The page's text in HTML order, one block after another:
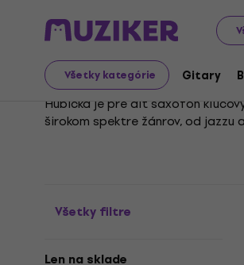
Všetky kategórie Gitary
Hudobné nástroje Dychy
Hubičky pre
Hubička je pre alt saxofón
širokom spektre žánrov, od jazzu
Všetky filtre
Len na sklade